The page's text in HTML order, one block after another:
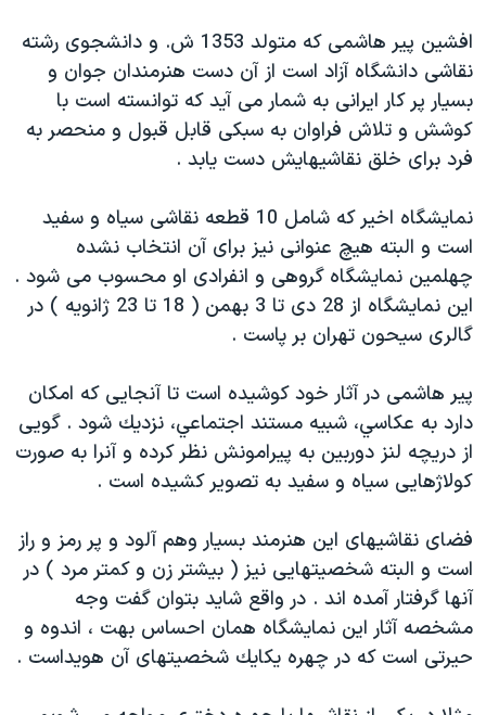
اسرائیل در جنگ
گالری عکس
آرشیو پخش زنده
ورزش زنان در ایران
اعتراضات زن، زندگی، آزادی
مجموعه مستندهای دادخواهی
تریبونال مردمی آبان ۹۸
چهل سال گروگان‌گیری
قانون شفافیت دارائی کادر رهبری ایران
اعتراضات مردمی آبان ۹۸
نرگس محمدی برنده جایزه نوبل صلح
همایش محافظه‌کاران آمریکا «سی‌پک»
صفحه‌های ویژه
زبانهای مختلف
افشين پير هاشمی كه متولد 1353 ش. و دانشجوی رشته
نقاشی دانشگاه آزاد است از آن دست هنرمندان جوان و
بسيار پر كار ايرانی به شمار می آيد كه توانسته است با
كوشش و تلاش فراوان به سبكی قابل قبول و منحصر به
فرد برای خلق نقاشيهايش دست يابد .
نمايشگاه اخير كه شامل 10 قطعه نقاشی سياه و سفيد
است و البته هيچ عنوانی نيز برای آن انتخاب نشده
چهلمين نمايشگاه گروهی و انفرادی او محسوب می شود .
اين نمايشگاه از 28 دی تا 3 بهمن ( 18 تا 23 ژانويه ) در
گالری سيحون تهران بر پاست .
پير هاشمی در آثار خود كوشيده است تا آنجايی كه امكان
دارد به عكاسي، شبيه مستند اجتماعي، نزديك شود . گويی
از دريچه لنز دوربين به پيرامونش نظر كرده و آنرا به صورت
كولاژهايی سياه و سفيد به تصوير كشيده است .
فضای نقاشيهای اين هنرمند بسيار وهم آلود و پر رمز و راز
است و البته شخصيتهايی نيز ( بيشتر زن و كمتر مرد ) در
آنها گرفتار آمده اند . در واقع شايد بتوان گفت وجه
مشخصه آثار اين نمايشگاه همان احساس بهت ، اندوه و
حيرتی است كه در چهره يكايك شخصيتهای آن هويداست .